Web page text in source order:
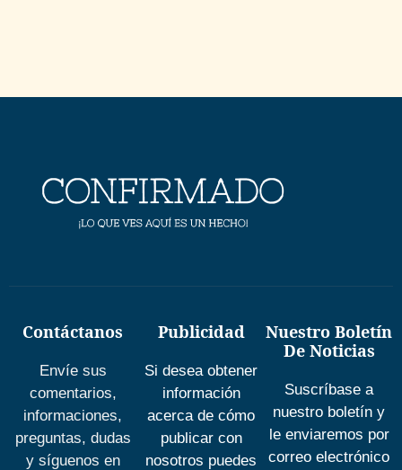
Contáctanos
Envíe sus
comentarios,
informaciones,
preguntas, dudas
y síguenos en
Publicidad
Si desea obtener
información
acerca de cómo
publicar con
nosotros puedes
Nuestro Boletín
De Noticias
Suscríbase a
nuestro boletín y
le enviaremos por
correo electrónico